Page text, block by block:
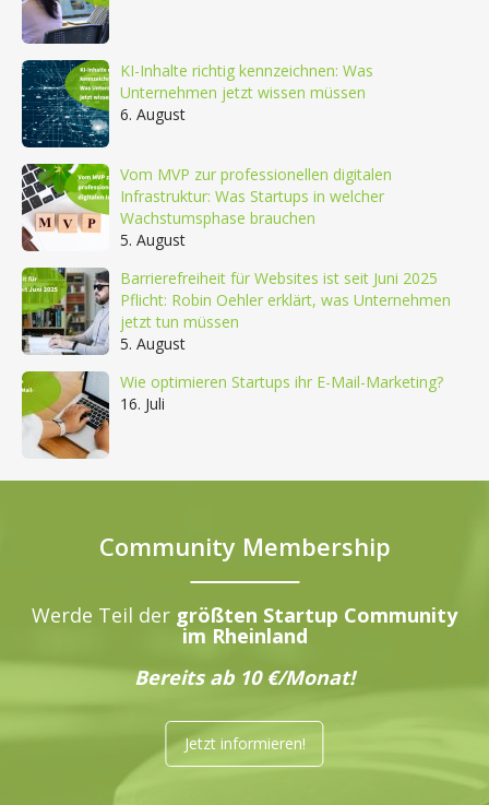
KI-Inhalte richtig kennzeichnen: Was
Unternehmen jetzt wissen müssen
6. August
Vom MVP zur professionellen digitalen
Infrastruktur: Was Startups in welcher
Wachstumsphase brauchen
5. August
Barrierefreiheit für Websites ist seit Juni 2025
Pflicht: Robin Oehler erklärt, was Unternehmen
jetzt tun müssen
5. August
Wie optimieren Startups ihr E-Mail-Marketing?
16. Juli
Community Membership
Werde Teil der größten Startup Community
im Rheinland
Bereits ab 10 €/Monat!
Jetzt informieren!